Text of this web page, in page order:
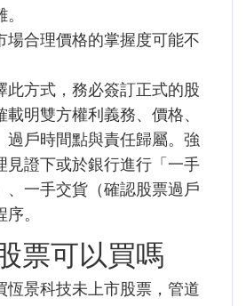
場合理價格的掌握度可能不
此方式，務必簽訂正式的股
明雙方權利義務、價格、
過戶時間點與責任歸屬。強
見證下或於銀行進行「一手
、一手交貨（確認股票過戶
。
票可以買嗎
恆景科技未上市股票，管道